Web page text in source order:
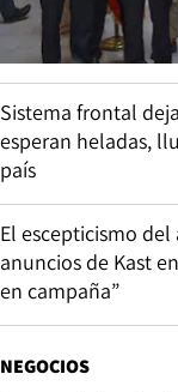
Sistema frontal
esperan heladas,
país
El escepticismo
anuncios de Kast
en campaña”
NEGOCIOS